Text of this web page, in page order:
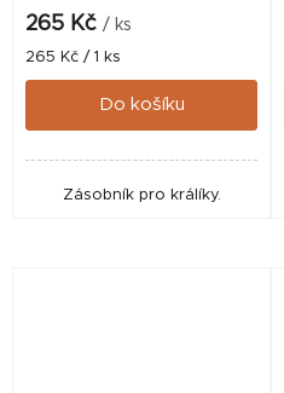
265 Kč / ks
Měrná
cena:
265 Kč / 1 ks
Do košíku
Zásobník pro králíky.